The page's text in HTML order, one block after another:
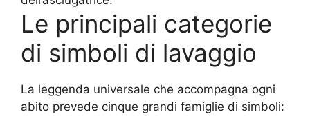
Le principali categorie
di simboli di lavaggio
La leggenda universale che accompagna ogni
abito prevede cinque grandi famiglie di simboli: